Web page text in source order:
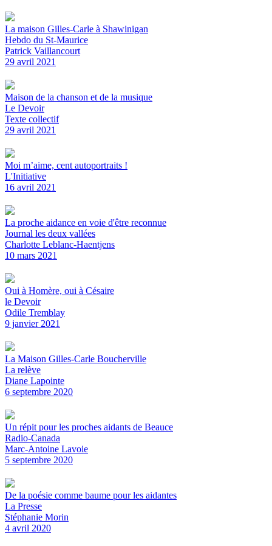
La maison Gilles-Carle à Shawinigan
Hebdo du St-Maurice
Patrick Vaillancourt
29 avril 2021
Maison de la chanson et de la musique
Le Devoir
Texte collectif
29 avril 2021
Moi m’aime, cent autoportraits !
L'Initiative
16 avril 2021
La proche aidance en voie d'être reconnue
Journal les deux vallées
Charlotte Leblanc-Haentjens
10 mars 2021
Oui à Homère, oui à Césaire
le Devoir
Odile Tremblay
9 janvier 2021
La Maison Gilles-Carle Boucherville
La relève
Diane Lapointe
6 septembre 2020
Un répit pour les proches aidants de Beauce
Radio-Canada
Marc-Antoine Lavoie
5 septembre 2020
De la poésie comme baume pour les aidantes
La Presse
Stéphanie Morin
4 avril 2020